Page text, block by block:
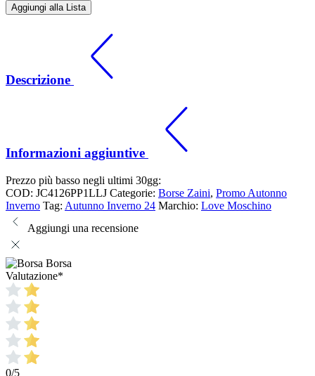
Aggiungi alla Lista
Descrizione
Informazioni aggiuntive
Prezzo più basso negli ultimi 30gg:
COD: JC4126PP1LLJ Categorie: Borse Zaini, Promo Autonno
Inverno Tag: Autunno Inverno 24 Marchio: Love Moschino
Aggiungi una recensione
Borsa
Valutazione*
0/5